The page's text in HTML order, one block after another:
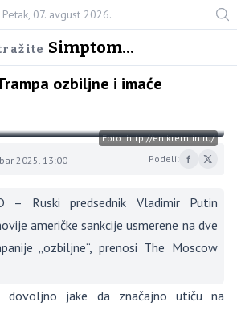
Petak, 07. avgust 2026.
Simptom...
ozbiljne i imaće
Foto: http://en.kremlin.ru/
2025. 13:00 Podeli:
– Ruski predsednik Vladimir Putin
američke sankcije usmerene na dve
„ozbiljne“, prenosi The Moscow
dovoljno jake da značajno utiču na